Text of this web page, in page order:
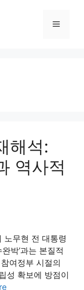
Menu
해석:
역사적
노무현 전 대통령
박’과는 본질적
여정부 시절의
성 확보에 방점이